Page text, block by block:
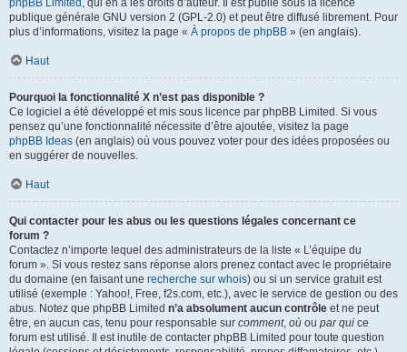
phpBB Limited , qui en a les droits d’auteur. Il est publié sous la licence
publique générale GNU version 2 (GPL-2.0) et peut être diffusé librement. Pour
plus d’informations, visitez la page « À propos de phpBB » (en anglais).
Haut
Pourquoi la fonctionnalité X n’est pas disponible ?
Ce logiciel a été développé et mis sous licence par phpBB Limited. Si vous
pensez qu’une fonctionnalité nécessite d’être ajoutée, visitez la page
phpBB Ideas (en anglais) où vous pouvez voter pour des idées proposées ou
en suggérer de nouvelles.
Haut
Qui contacter pour les abus ou les questions légales concernant ce
forum ?
Contactez n’importe lequel des administrateurs de la liste « L’équipe du
forum ». Si vous restez sans réponse alors prenez contact avec le propriétaire
du domaine (en faisant une recherche sur whois) ou si un service gratuit est
utilisé (exemple : Yahoo!, Free, f2s.com, etc.), avec le service de gestion ou des
abus. Notez que phpBB Limited n’a absolument aucun contrôle et ne peut
être, en aucun cas, tenu pour responsable sur comment, où ou par qui ce
forum est utilisé. Il est inutile de contacter phpBB Limited pour toute question